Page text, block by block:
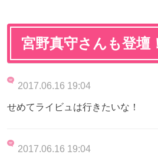
宮野真守さんも登壇
2017.06.16 19:04
せめてライビュは行きたいな！
2017.06.16 19:04